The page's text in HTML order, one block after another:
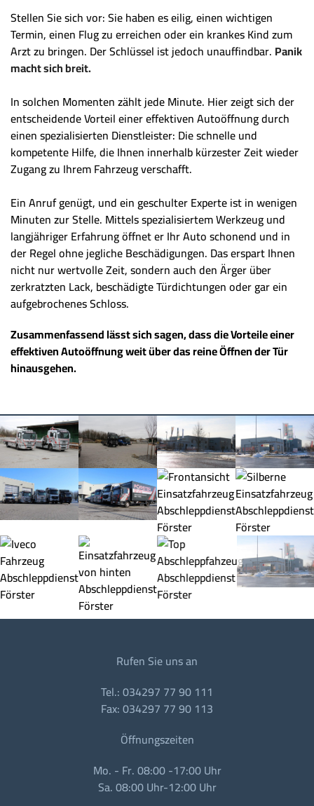
Stellen Sie sich vor: Sie haben es eilig, einen wichtigen
Termin, einen Flug zu erreichen oder ein krankes Kind zum
Arzt zu bringen. Der Schlüssel ist jedoch unauffindbar. Panik
macht sich breit.
In solchen Momenten zählt jede Minute. Hier zeigt sich der
entscheidende Vorteil einer effektiven Autoöffnung durch
einen spezialisierten Dienstleister: Die schnelle und
kompetente Hilfe, die Ihnen innerhalb kürzester Zeit wieder
Zugang zu Ihrem Fahrzeug verschafft.
Ein Anruf genügt, und ein geschulter Experte ist in wenigen
Minuten zur Stelle. Mittels spezialisiertem Werkzeug und
langjähriger Erfahrung öffnet er Ihr Auto schonend und in
der Regel ohne jegliche Beschädigungen. Das erspart Ihnen
nicht nur wertvolle Zeit, sondern auch den Ärger über
zerkratzten Lack, beschädigte Türdichtungen oder gar ein
aufgebrochenes Schloss.
Zusammenfassend lässt sich sagen, dass die Vorteile einer
effektiven Autoöffnung weit über das reine Öffnen der Tür
hinausgehen.
Rufen Sie uns an
Tel.: 034297 77 90 111
Fax: 034297 77 90 113
Öffnungszeiten
Mo. - Fr. 08:00 -17:00 Uhr
Sa. 08:00 Uhr-12:00 Uhr